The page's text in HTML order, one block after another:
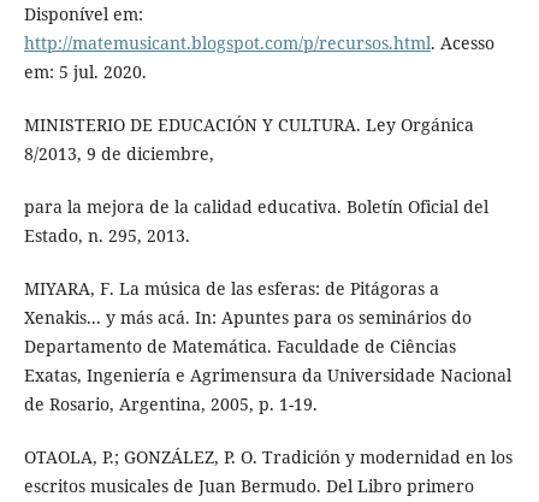
Disponível em:
http://matemusicant.blogspot.com/p/recursos.html. Acesso
em: 5 jul. 2020.
MINISTERIO DE EDUCACIÓN Y CULTURA. Ley Orgánica
8/2013, 9 de diciembre,
para la mejora de la calidad educativa. Boletín Oficial del
Estado, n. 295, 2013.
MIYARA, F. La música de las esferas: de Pitágoras a
Xenakis... y más acá. In: Apuntes para os seminários do
Departamento de Matemática. Faculdade de Ciências
Exatas, Ingeniería e Agrimensura da Universidade Nacional
de Rosario, Argentina, 2005, p. 1-19.
OTAOLA, P.; GONZÁLEZ, P. O. Tradición y modernidad en los
escritos musicales de Juan Bermudo. Del Libro primero